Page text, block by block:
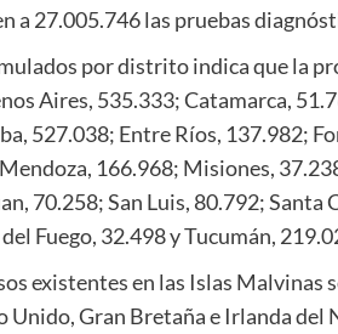
a 27.005.746 las pruebas
por distrito indica que la
Aires, 535.333; Catamarca,
527.038; Entre Ríos, 137.982;
166.968; Misiones,
70.258; San Luis, 80.792;
Fuego, 32.498 y Tucumán,
existentes en las Islas
Unido, Gran Bretaña e Irlanda